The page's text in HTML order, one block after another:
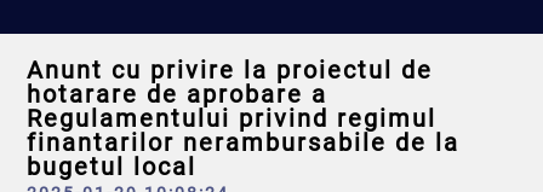
Anunt cu privire la proiectul de
hotarare de aprobare a
Regulamentului privind regimul
finantarilor nerambursabile de la
bugetul local